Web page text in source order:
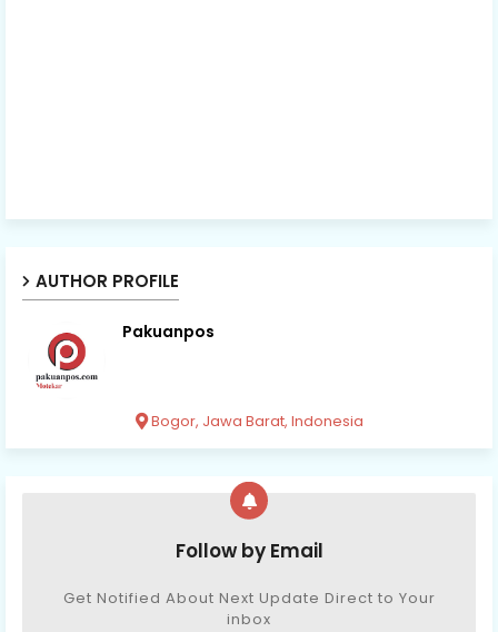
AUTHOR PROFILE
Pakuanpos
Bogor, Jawa Barat, Indonesia
Follow by Email
Get Notified About Next Update Direct to Your
inbox